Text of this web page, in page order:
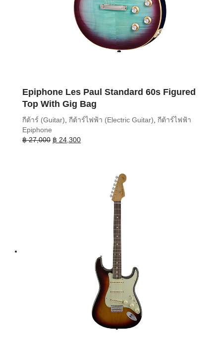
Epiphone Les Paul Standard 60s Figured
Top With Gig Bag
กีต้าร์ (Guitar) กีต้าร์ไฟฟ้า (Electric Guitar) กีต้าร์ไฟฟ้า
Epiphone
฿27,000 Original
฿ 24,300Current